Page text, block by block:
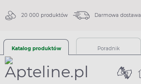
20 000 produktów Darmowa dostawa
Katalog produktów Poradnik